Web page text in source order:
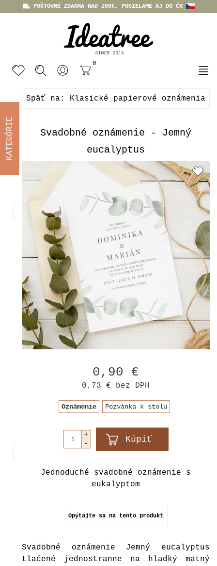
POŠTOVNÉ ZDARMA NAD 200€. POSIELAME AJ DO ČR
0
Späť na: Klasické papierové oznámenia
Svadobné oznámenie - Jemný
eucalyptus
0,90 €
0,73 € bez DPH
Oznámenie Pozvánka k stolu
Jednoduché svadobné oznámenie s
eukalyptom
Opýtajte sa na tento produkt
Svadobné oznámenie Jemný eucalyptus
tlačené jednostranne na hladký matný
KATEGÓRIE